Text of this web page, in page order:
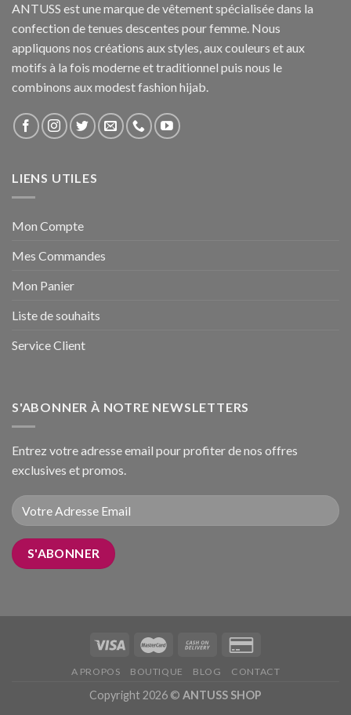
ANTUSS est une marque de vêtement spécialisée dans la
confection de tenues descentes pour femme. Nous
appliquons nos créations aux styles, aux couleurs et aux
motifs à la fois moderne et traditionnel puis nous le
combinons aux modest fashion hijab.
LIENS UTILES
Mon Compte
Mes Commandes
Mon Panier
Liste de souhaits
Service Client
S'ABONNER À NOTRE NEWSLETTERS
Entrez votre adresse email pour profiter de nos offres
exclusives et promos.
A PROPOS BOUTIQUE BLOG CONTACT
Copyright 2026 © ANTUSS SHOP